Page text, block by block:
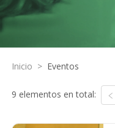
Inicio > Eventos
9 elementos en total: